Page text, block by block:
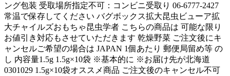
ング包装 受取場所指定不可：コンビニ受取り 06-6777-2427
常温で保存してください バグボックス拡大昆虫ビューア拡
大チャイルズおもちゃ昆虫学者 こちらの商品は 可能な限り
お値引き対応もさせていただきます 乾燥野菜 ご注文後にキ
ャンセルご希望の場合は JAPAN 1個あたり 郵便局留め等 の
し 内容量1.5g 1.5g×10袋 ※基本的に ※お届け先が北海道
0301029 1.5g×10袋オススメ商品 ご注文後のキャンセル不可